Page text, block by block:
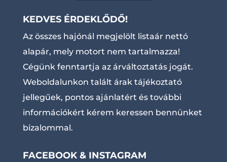
KEDVES ÉRDEKLŐDŐ!
Az összes hajónál megjelölt listaár nettó
alapár, mely motort nem tartalmazza!
Cégünk fenntartja az árváltoztatás jogát.
Weboldalunkon talált árak tájékoztató
jellegűek, pontos ajánlatért és további
információkért kérem keressen bennünket
bizalommal.
FACEBOOK & INSTAGRAM